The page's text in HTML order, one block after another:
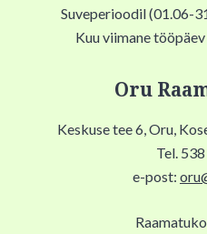
Suveperioodil (01.06-
Kuu viimane
Oru
Keskuse tee 6, Oru,
Tel.
e-post: